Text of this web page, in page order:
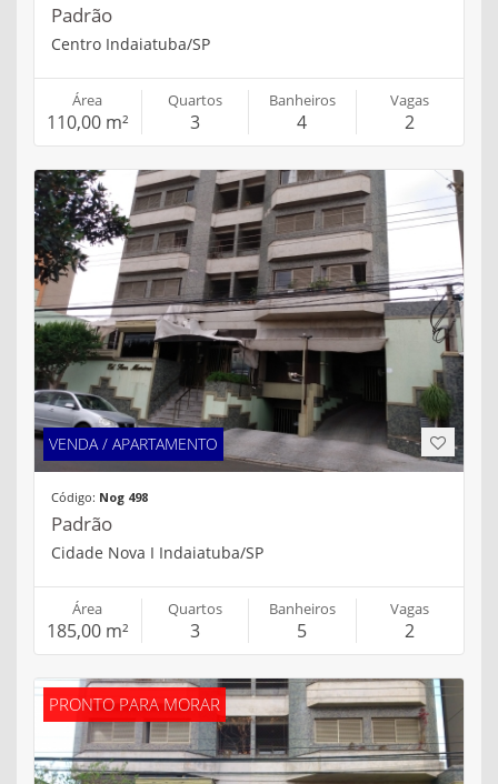
Padrão
Centro Indaiatuba/SP
Área
110,00 m²
Quartos
3
Banheiros
4
Vagas
2
VENDA / APARTAMENTO
Código: Nog 498
Padrão
Cidade Nova I Indaiatuba/SP
Área
185,00 m²
Quartos
3
Banheiros
5
Vagas
2
PRONTO PARA MORAR